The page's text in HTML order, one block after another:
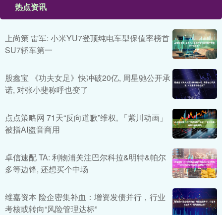
热点资讯
上尚策 雷军: 小米YU7登顶纯电车型保值率榜首
SU7轿车第一
股鑫宝 《功夫女足》快冲破20亿, 周星驰公开承
诺, 对张小斐称呼也变了
点点策略网 71天“反向道歉”维权, 「紫川动画」
被指AI盗音商用
卓信速配 TA: 利物浦关注巴尔科拉&明特&帕尔
多等边锋, 还想买个中场
维嘉资本 险企密集补血：增资发债并行，行业
考核或转向“风险管理达标”